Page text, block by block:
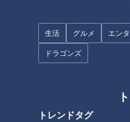
生活 グルメ エン
ドラゴンズ
トレンドタグ
美味しさと栄養、ダブルでアッ